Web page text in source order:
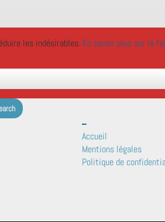
les indésirables. En savoir plus sur la
Accueil
Mentions légales
Politique de